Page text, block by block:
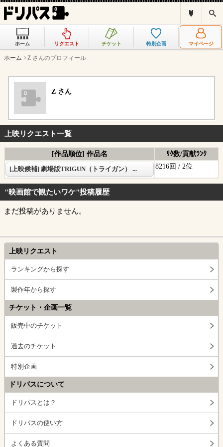
リ
ス
と
索
ホーム リクエスト チケット 特別企画 マイページ
ホーム Z さんのプロフィール
Z さん
上映リクエスト一覧
[作品順位] 作品名
ﾘｸ数/貢献ﾗﾝｸ
[上映候補] 劇場版TRIGUN（トライガン） ...
8216回 / 2位
"映画館で観たいワケ"投稿履歴
まだ投稿がありません。
上映リクエスト
ランキングから探す
製作年から探す
チケット・企画一覧
販売中のチケット
過去のチケット
特別企画
ドリパスについて
ドリパスとは？
ドリパスの使い方
よくある質問